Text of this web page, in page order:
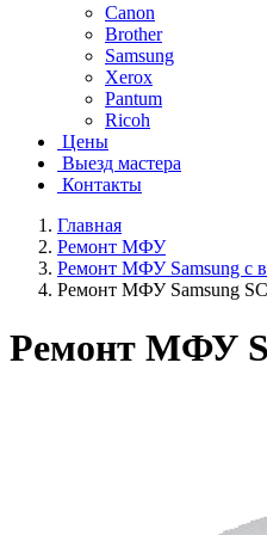
Canon
Brother
Samsung
Xerox
Pantum
Ricoh
Цены
Выезд мастера
Контакты
Главная
Ремонт МФУ
Ремонт МФУ Samsung с
Ремонт МФУ Samsung
Ремонт МФУ